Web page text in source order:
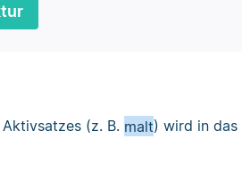
(z. B. malt) wird in das